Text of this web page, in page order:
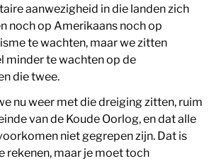
aanwezigheid in die landen zich
noch op Amerikaans noch op
te wachten, maar we zitten
minder te wachten op de
die twee.
nu weer met die dreiging zitten, ruim
van de Koude Oorlog, en dat alle
niet gegrepen zijn. Dat is
rekenen, maar je moet toch